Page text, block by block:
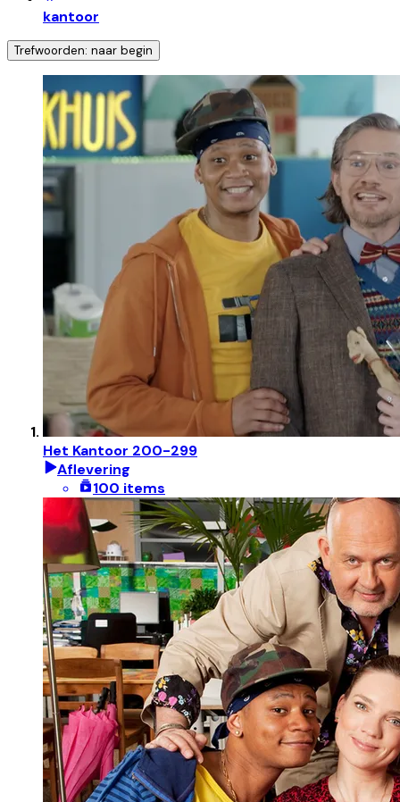
kantoor
Trefwoorden: naar begin
Het Kantoor 200-299
Aflevering
100 items